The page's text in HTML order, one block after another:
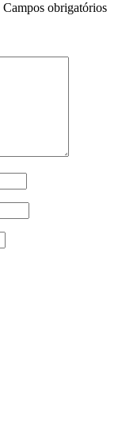
Campos obrigatórios